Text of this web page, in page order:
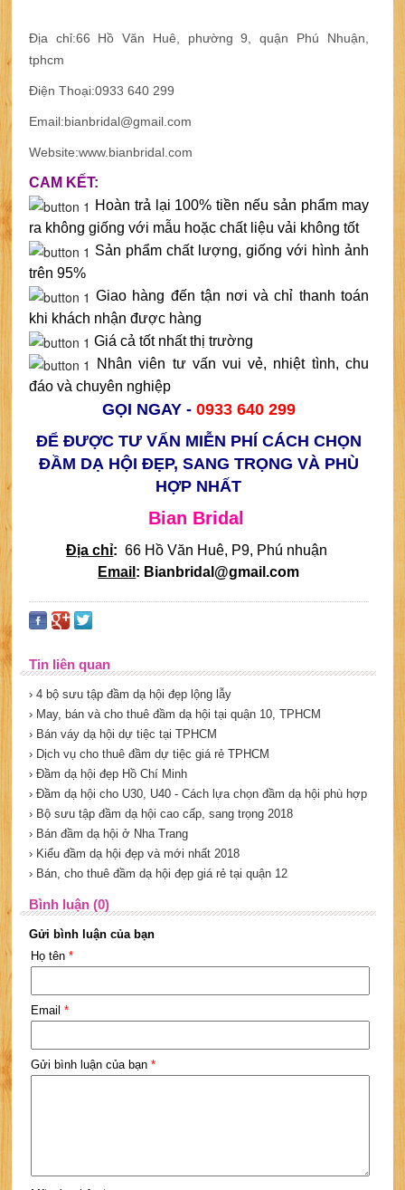
Địa chỉ:66 Hồ Văn Huê, phường 9, quận Phú Nhuận,
tphcm
Điện Thoại:0933 640 299
Email:bianbridal@gmail.com
Website:www.bianbridal.com
CAM KẾT:
Hoàn trả lại 100% tiền nếu sản phẩm may
ra không giống với mẫu hoặc chất liệu vải không tốt
Sản phẩm chất lượng, giống với hình ảnh
trên 95%
Giao hàng đến tận nơi và chỉ thanh toán
khi khách nhận được hàng
Giá cả tốt nhất thị trường
Nhân viên tư vấn vui vẻ, nhiệt tình, chu
đáo và chuyên nghiệp
GỌI NGAY - 0933 640 299
ĐỂ ĐƯỢC TƯ VẤN MIỄN PHÍ CÁCH CHỌN
ĐẦM DẠ HỘI ĐẸP, SANG TRỌNG VÀ PHÙ
HỢP NHẤT
Bian Bridal
Địa chỉ: 66 Hồ Văn Huê, P9, Phú nhuận
Email : Bianbridal@gmail.com
Tin liên quan
› 4 bộ sưu tập đầm dạ hội đẹp lộng lẫy
› May, bán và cho thuê đầm dạ hội tại quận 10, TPHCM
› Bán váy dạ hội dự tiệc tại TPHCM
› Dịch vụ cho thuê đầm dự tiệc giá rẻ TPHCM
› Đầm dạ hội đẹp Hồ Chí Minh
› Đầm dạ hội cho U30, U40 - Cách lựa chọn đầm dạ hội phù hợp
› Bộ sưu tập đầm dạ hội cao cấp, sang trọng 2018
› Bán đầm dạ hội ở Nha Trang
› Kiểu đầm dạ hội đẹp và mới nhất 2018
› Bán, cho thuê đầm dạ hội đẹp giá rẻ tại quận 12
Bình luận (0)
Gửi bình luận của bạn
Họ tên *
Email *
Gửi bình luận của bạn *